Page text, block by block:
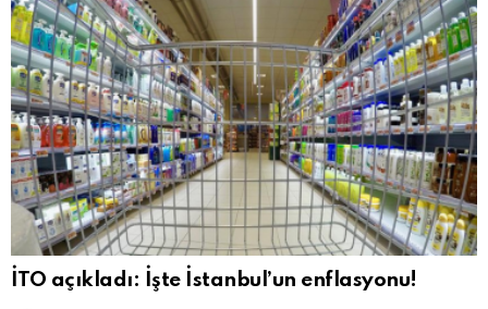
İTO açıkladı: İşte İstanbul’un enflasyonu!